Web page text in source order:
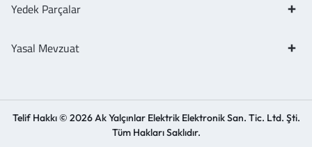
Yedek Parçalar
Yasal Mevzuat
Telif Hakkı © 2026 Ak Yalçınlar Elektrik Elektronik San. Tic. Ltd. Şti.
Tüm Hakları Saklıdır.